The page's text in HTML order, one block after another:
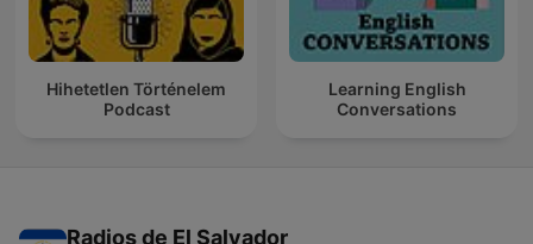
Hihetetlen Történelem
Podcast
Learning English
Conversations
Radios de El Salvador